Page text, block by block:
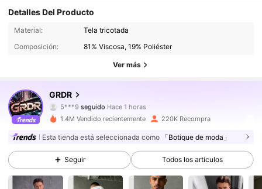
Detalles Del Producto
Material:
Tela tricotada
Composición:
81% Viscosa, 19% Poliéster
Ver más
GRDR
173K Seguidores
4.80 173K Seguidores
5***9seguido
4.80
173K Seguidores
4.80 173K Seguidores
4.80 173K Seguidores
1.4M Vendido recientemente 220K Recompra
Esta tienda está seleccionada como 「Botique de moda」
Seguir Todos los artículos